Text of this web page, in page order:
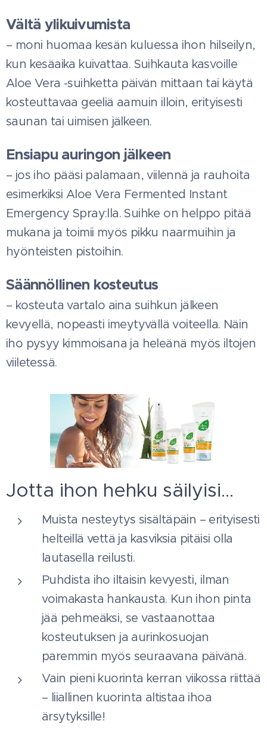
Vältä ylikuivumista
– moni huomaa kesän kuluessa ihon hilseilyn,
kun kesäaika kuivattaa. Suihkauta kasvoille
Aloe Vera -suihketta päivän mittaan tai käytä
kosteuttavaa geeliä aamuin illoin, erityisesti
saunan tai uimisen jälkeen.
Ensiapu auringon jälkeen
– jos iho pääsi palamaan, viilennä ja rauhoita
esimerkiksi Aloe Vera Fermented Instant
Emergency Spray:lla. Suihke on helppo pitää
mukana ja toimii myös pikku naarmuihin ja
hyönteisten pistoihin.
Säännöllinen kosteutus
– kosteuta vartalo aina suihkun jälkeen
kevyellä, nopeasti imeytyvällä voiteella. Näin
iho pysyy kimmoisana ja heleänä myös iltojen
viiletessä.
Jotta ihon hehku säilyisi…
Muista nesteytys sisältäpäin – erityisesti
helteillä vettä ja kasviksia pitäisi olla
lautasella reilusti.
Puhdista iho iltaisin kevyesti, ilman
voimakasta hankausta. Kun ihon pinta
jää pehmeäksi, se vastaanottaa
kosteutuksen ja aurinkosuojan
paremmin myös seuraavana päivänä.
Vain pieni kuorinta kerran viikossa riittää
– liiallinen kuorinta altistaa ihoa
ärsytyksille!